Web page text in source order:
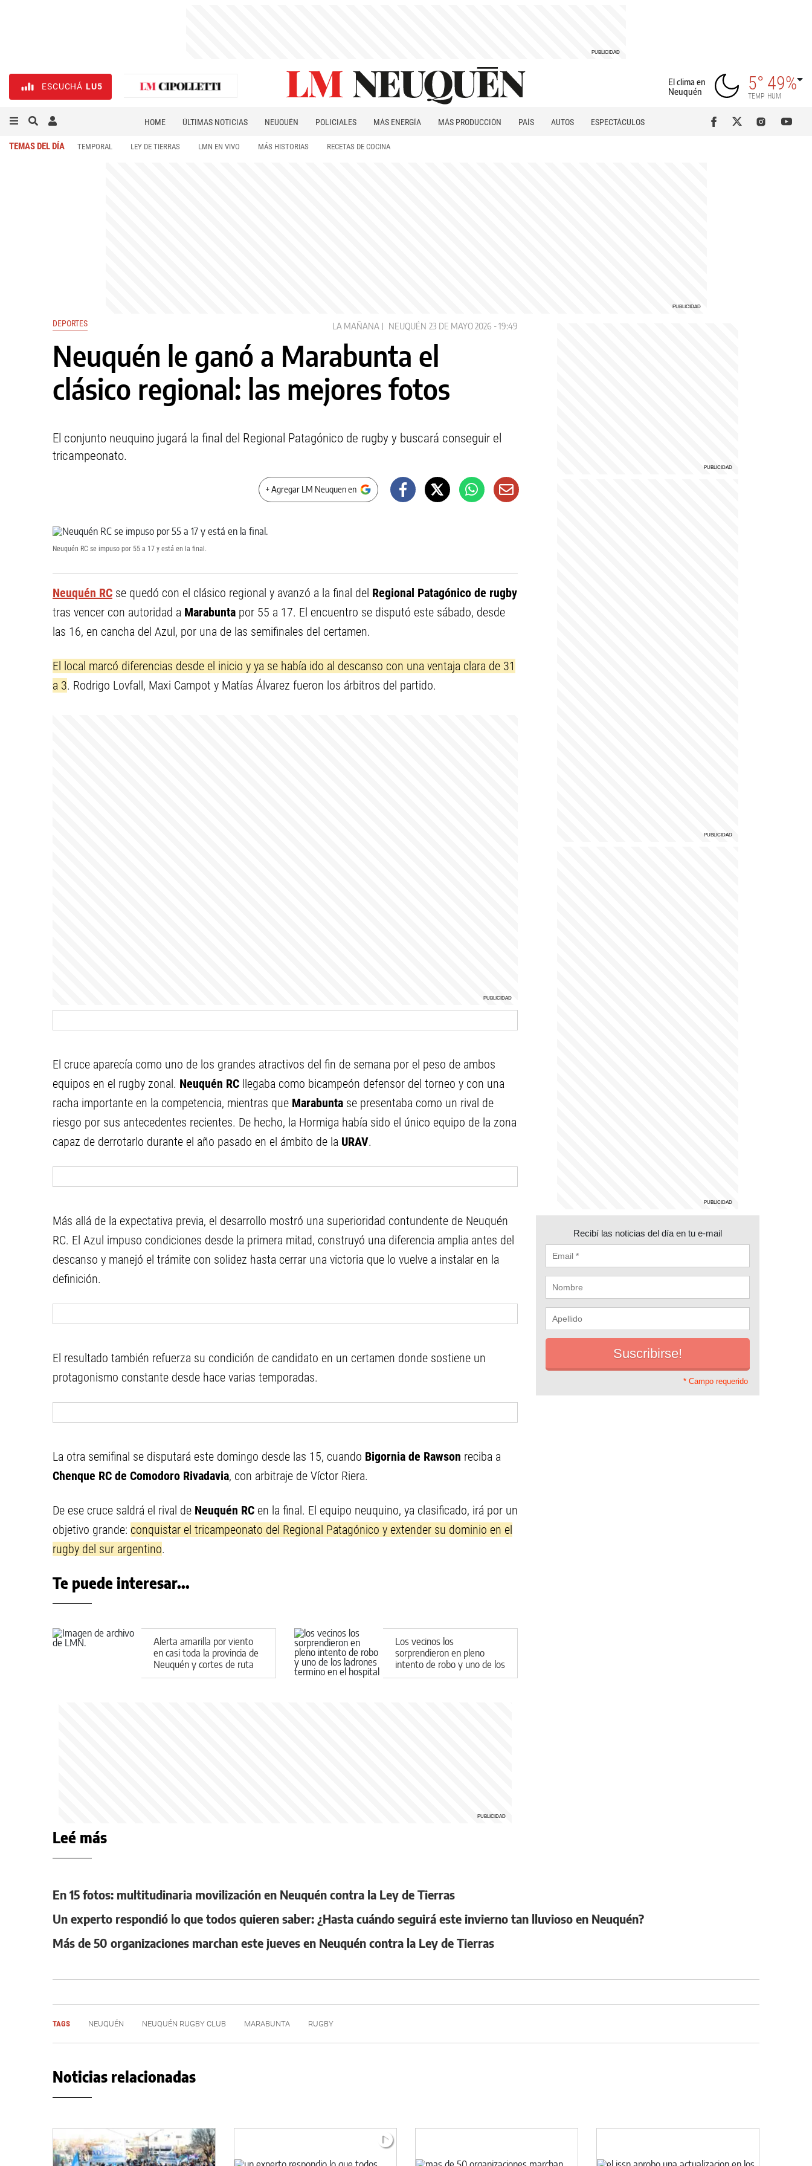
ESCUCHÁ LU5
El clima en
Neuquén
5°
TEMP
49%
HUM
HOME ÚLTIMAS NOTICIAS NEUQUÉN POLICIALES MÁS ENERGÍA MÁS PRODUCCIÓN PAÍS AUTOS
ESPECTÁCULOS
TEMAS DEL DÍA TEMPORAL LEY DE TIERRAS LMN EN VIVO MÁS HISTORIAS RECETAS DE COCINA
DEPORTES LA MAÑANA NEUQUÉN 23 DE MAYO 2026 - 19:49
Neuquén le ganó a Marabunta el
clásico regional: las mejores fotos
El conjunto neuquino jugará la final del Regional Patagónico de rugby y buscará conseguir el
tricampeonato.
+ Agregar LM Neuquen en
Neuquén RC se impuso por 55 a 17 y está en la final.
Neuquén RC se quedó con el clásico regional y avanzó a la final del Regional Patagónico de rugby
tras vencer con autoridad a Marabunta por 55 a 17. El encuentro se disputó este sábado, desde
las 16, en cancha del Azul, por una de las semifinales del certamen.
El local marcó diferencias desde el inicio y ya se había ido al descanso con una ventaja clara de 31
a 3. Rodrigo Lovfall, Maxi Campot y Matías Álvarez fueron los árbitros del partido.
El cruce aparecía como uno de los grandes atractivos del fin de semana por el peso de ambos
equipos en el rugby zonal. Neuquén RC llegaba como bicampeón defensor del torneo y con una
racha importante en la competencia, mientras que Marabunta se presentaba como un rival de
riesgo por sus antecedentes recientes. De hecho, la Hormiga había sido el único equipo de la zona
capaz de derrotarlo durante el año pasado en el ámbito de la URAV.
Más allá de la expectativa previa, el desarrollo mostró una superioridad contundente de Neuquén
RC. El Azul impuso condiciones desde la primera mitad, construyó una diferencia amplia antes del
descanso y manejó el trámite con solidez hasta cerrar una victoria que lo vuelve a instalar en la
definición.
El resultado también refuerza su condición de candidato en un certamen donde sostiene un
protagonismo constante desde hace varias temporadas.
La otra semifinal se disputará este domingo desde las 15, cuando Bigornia de Rawson reciba a
Chenque RC de Comodoro Rivadavia, con arbitraje de Víctor Riera.
De ese cruce saldrá el rival de Neuquén RC en la final. El equipo neuquino, ya clasificado, irá por un
objetivo grande: conquistar el tricampeonato del Regional Patagónico y extender su dominio en el
rugby del sur argentino.
Te puede interesar...
Alerta amarilla por viento
en casi toda la provincia de
Neuquén y cortes de ruta
por el temporal
Los vecinos los
sorprendieron en pleno
intento de robo y uno de los
ladrones terminó en el
Recibí las noticias del día en tu e-mail
* Campo requerido
Leé más
En 15 fotos: multitudinaria movilización en Neuquén contra la Ley de Tierras
Un experto respondió lo que todos quieren saber: ¿Hasta cuándo seguirá este invierno tan lluvioso en Neuquén?
Más de 50 organizaciones marchan este jueves en Neuquén contra la Ley de Tierras
TAGS NEUQUÉN NEUQUÉN RUGBY CLUB MARABUNTA RUGBY
Noticias relacionadas